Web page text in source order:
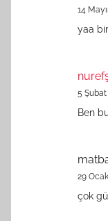
14
yaa
5 Şubat
Ben
29
çok